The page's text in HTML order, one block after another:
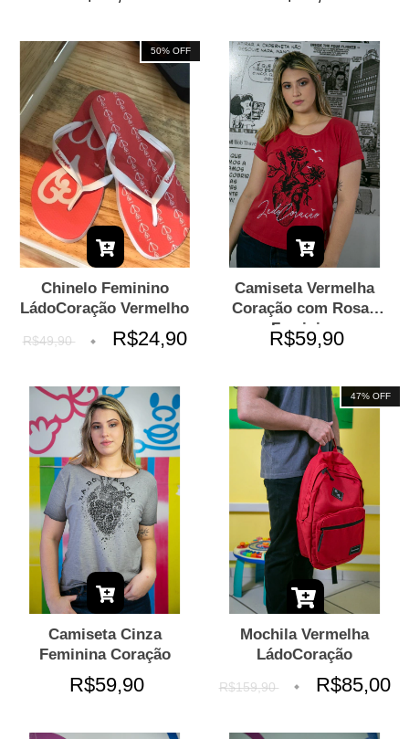
50% OFF
Chinelo Feminino
LádoCoração Vermelho
R$49,90 R$24,90
Camiseta Vermelha
Coração com Rosas
Feminina
R$59,90
Camiseta Cinza
Feminina Coração
R$59,90
47% OFF
Mochila Vermelha
LádoCoração
R$159,90 R$85,00